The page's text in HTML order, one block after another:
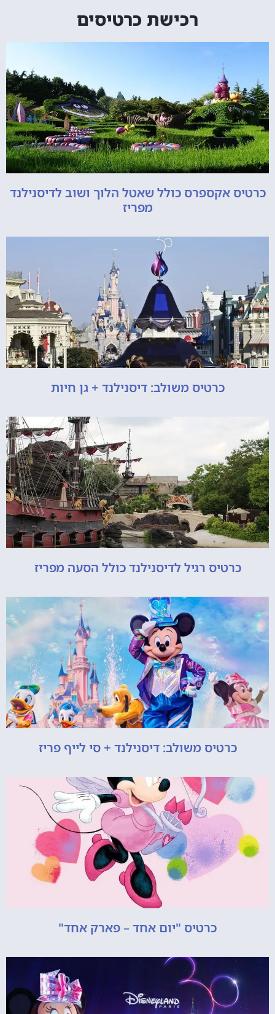
רכישת כרטיסים
כרטיס אקספרס כולל שאטל הלוך ושוב לדיסנילנד
מפריז
כרטיס משולב: דיסנילנד + גן חיות
כרטיס רגיל לדיסנילנד כולל הסעה מפריז
כרטיס משולב: דיסנילנד + סי לייף פריז
כרטיס "יום אחד – פארק אחד"